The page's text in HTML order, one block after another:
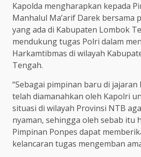
Kapolda mengharapkan kepada
Manhalul Ma’arif Darek bersama
yang ada di Kabupaten Lombok
mendukung tugas Polri dalam
Harkamtibmas di wilayah
Tengah.
“Sebagai pimpinan baru di jajaran
telah diamanahkan oleh Kapolri
situasi di wilayah Provinsi NTB
nyaman, sehingga oleh sebab itu
Pimpinan Ponpes dapat
kelancaran tugas mengemban